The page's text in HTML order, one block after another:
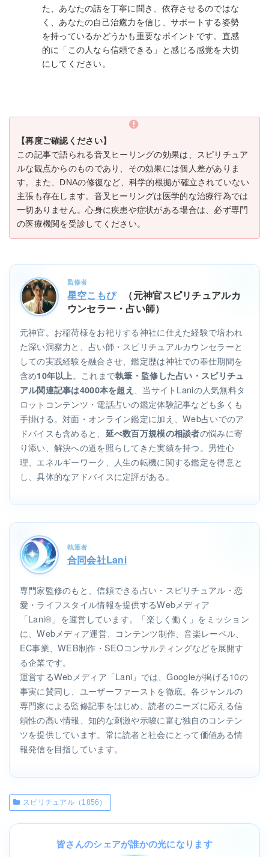
た、あなたの話を丁寧に聞き、依存させるのではな
く、あなたの自己治癒力を信じ、サポートする姿勢
を持っているかどうかも重要なポイントです。直感
的に「この人なら信頼できる」と感じる感覚を大切
にしてください。
【再度ご確認ください】
この記事で語られる音叉ヒーリングの効果は、スピリチュア
ルな観点からのものであり、その効果には個人差がありま
す。また、DNAの修復など、科学的根拠が確立されていない
主張も存在します。音叉ヒーリングは医学的な治療行為では
一切ありません。心身に疾患や症状がある場合は、必ず専門
の医療機関を受診してください。
監修者
星空こもぴ
（元神官スピリチュアルカ
ウンセラー・占い師）
元神官。お稲荷様をお祀りする神社に仕えた経験で培われ
た深い洞察力と、占い師・スピリチュアルカウンセラーと
しての実践経験を融合させ、鑑定歴は神社での奉仕期間を
含め10年以上 。これまで執筆・監修した占い・スピリチュ
アル関連記事は4000本を超え
、当サイトLaniの人気無料タ
ロットコンテンツ・電話占いの鑑定体験記事なども多くも
手掛ける。対面・オンライン鑑定に加え、Web占いでのア
ドバイスも含めると、 延べ数百万規模の相談者の悩みに寄
り添い、解決への道を照らしてきた実績を持つ。男性心
理、エネルギーワーク、人生の転機に関する鑑定を得意と
し、具体的なアドバイスに定評がある。
執筆者
合同会社Lani
専門家監修のもと、信頼できる占い・スピリチュアル・恋
愛・ライフスタイル情報を提供するWebメディア
「Lani®」を運営しています。「楽しく働く」をミッション
に、Webメディア運営、コンテンツ制作、音楽レーベル、
EC事業、WEB制作・SEOコンサルティングなどを展開す
る企業です。
運営するWebメディア「Lani」では、Googleが掲げる10の
事実に賛同し、ユーザーファーストを徹底。各ジャンルの
専門家による監修記事をはじめ、読者のニーズに応える信
頼性の高い情報、知的な刺激や示唆に富む独自のコンテン
ツを提供しています。常に読者と社会にとって価値ある情
報発信を目指しています。
スピリチュアル（1856）
皆さんのシェアが誰かの光になります